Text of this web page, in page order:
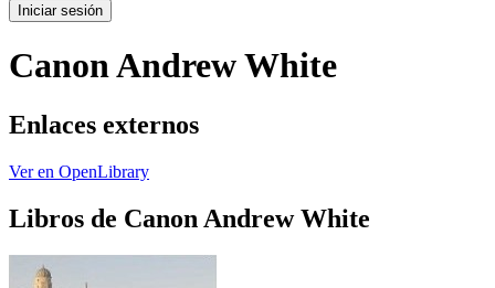
Iniciar sesión
Canon Andrew White
Enlaces externos
Ver en OpenLibrary
Libros de Canon Andrew White